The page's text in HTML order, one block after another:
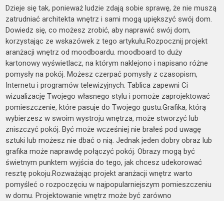
Dzieje się tak, ponieważ ludzie zdają sobie sprawę, że nie muszą
zatrudniać architekta wnętrz i sami mogą upiększyć swój dom.
Dowiedz się, co możesz zrobić, aby naprawić swój dom,
korzystając ze wskazówek z tego artykułu.Rozpocznij projekt
aranżacji wnętrz od moodboardu. moodboard to duży
kartonowy wyświetlacz, na którym naklejono i napisano różne
pomysły na pokój. Możesz czerpać pomysły z czasopism,
Internetu i programów telewizyjnych. Tablica zapewni Ci
wizualizację Twojego własnego stylu i pomoże zaprojektować
pomieszczenie, które pasuje do Twojego gustu.Grafika, którą
wybierzesz w swoim wystroju wnętrza, może stworzyć lub
zniszczyć pokój. Być może wcześniej nie brałeś pod uwagę
sztuki lub możesz nie dbać o nią. Jednak jeden dobry obraz lub
grafika może naprawdę połączyć pokój. Obrazy mogą być
świetnym punktem wyjścia do tego, jak chcesz udekorować
resztę pokoju.Rozważając projekt aranżacji wnętrz warto
pomyśleć o rozpoczęciu w najpopularniejszym pomieszczeniu
w domu. Projektowanie wnętrz może być zarówno